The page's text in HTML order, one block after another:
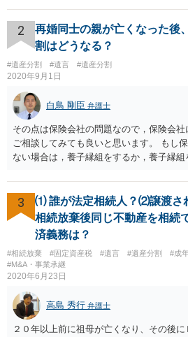
2
再婚同士の親が亡くなった後
割はどうなる？
#遺産分割 #遺言 #遺産分割
2020年9月1日
白鳥 剛臣 弁護士
その点は保険会社の問題なので，保険会
ご相談してみても良いと思います。 もし
ない場合は，養子縁組をするか，養子縁
人に指定されていた場合，あなたが先に
す。 例えば，あなたの法定相続人が受取
も対象になってきますが，かんぽなどだと
の受取人が記載してあったりします。 で
お聞きしないと，一番ベストな準備は何
ので，お近くの弁護士に相談された方が良
3
⑴ 誰が法定相続人？⑵譲渡さ
相続放棄後同じ不動産を相続
済義務は？
#相続放棄 #固定資産税 #遺言 #遺産分割
#成
#M&A・事業承継
2020年6月23日
高島 秀行 弁護士
２０年以上前に祖母が亡くなり、その後